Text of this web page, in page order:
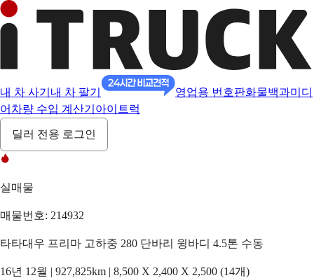
내 차 사기 내 차 팔기 영업용 번호판화물백과미디
어 차량 수입 계산기 아이트럭
딜러 전용 로그인
실매물
매물번호: 214932
타타대우 프리마 고하중 280 단바리 윙바디 4.5톤 수동
16년 12월 | 927,825km | 8,500 X 2,400 X 2,500 (14개)